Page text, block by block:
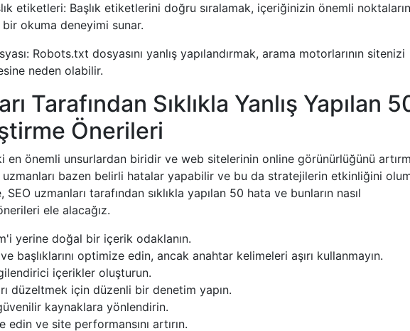
etiketleri: Başlık etiketlerini doğru sıralamak, içeriğinizin önemli
okuma deneyimi sunar.
Robots.txt dosyasını yanlış yapılandırmak, arama motorlarının sitenizi
neden olabilir.
Tarafından Sıklıkla Yanlış Yapılan
Önerileri
en önemli unsurlardan biridir ve web sitelerinin online görünürlüğünü
uzmanları bazen belirli hatalar yapabilir ve bu da stratejilerin etkinliğini
uzmanları tarafından sıklıkla yapılan 50 hata ve bunların nasıl
ele alacağız.
yerine doğal bir içerik odaklanın.
başlıklarını optimize edin, ancak anahtar kelimeleri aşırı kullanmayın.
içerikler oluşturun.
düzeltmek için düzenli bir denetim yapın.
güvenilir kaynaklara yönlendirin.
edin ve site performansını artırın.